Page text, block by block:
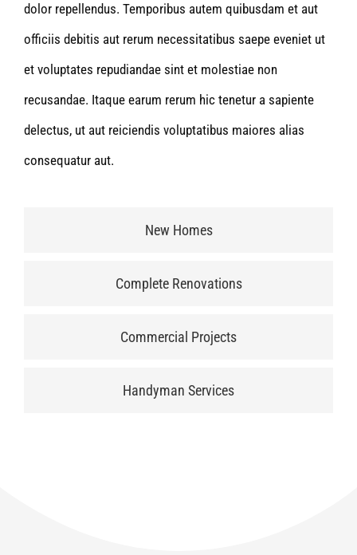
dolor repellendus. Temporibus autem quibusdam et aut
officiis debitis aut rerum necessitatibus saepe eveniet ut
et voluptates repudiandae sint et molestiae non
recusandae. Itaque earum rerum hic tenetur a sapiente
delectus, ut aut reiciendis voluptatibus maiores alias
consequatur aut.
New Homes
Complete Renovations
Commercial Projects
Handyman Services